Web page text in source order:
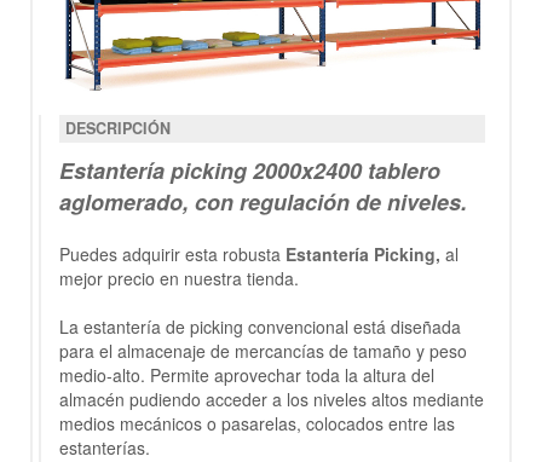
DESCRIPCIÓN
Estanteríapicking 2000x2400tablero
aglomerado, con regulación de niveles.
Puedes adquirir esta robusta Estantería Picking, al
mejor precio en nuestra tienda.
La estantería de picking convencional está diseñada
para el almacenaje de mercancías de tamaño y peso
medio-alto. Permite aprovechar toda la altura del
almacén pudiendo acceder a los niveles altos mediante
medios mecánicos o pasarelas, colocados entre las
estanterías.